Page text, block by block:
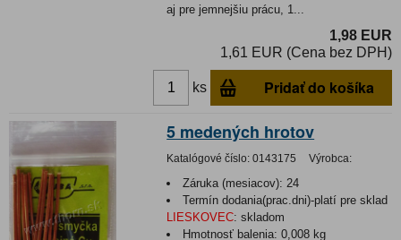
aj pre jemnejšiu prácu, 1...
1,98 EUR
1,61 EUR (Cena bez DPH)
ks Pridať do košíka
5 medených hrotov
Katalógové číslo: 0143175 Výrobca:
Záruka (mesiacov): 24
Termín dodania(prac.dni)-platí pre sklad
LIESKOVEC: skladom
Hmotnosť balenia:0,008 kg